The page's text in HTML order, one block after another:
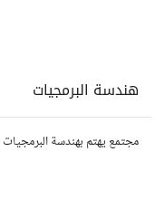
هندسة البرمجيات
مجتمع يهتم بهندسة البرمجيات